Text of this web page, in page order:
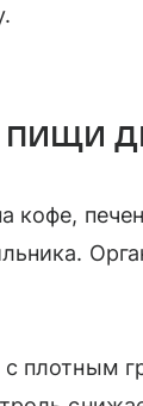
плотным